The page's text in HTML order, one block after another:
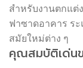
สำหรับงานตกแต่
ฟาซาดอาคาร ร
สมัยใหม่ต่าง ๆ
คุณสมบัติเด่น